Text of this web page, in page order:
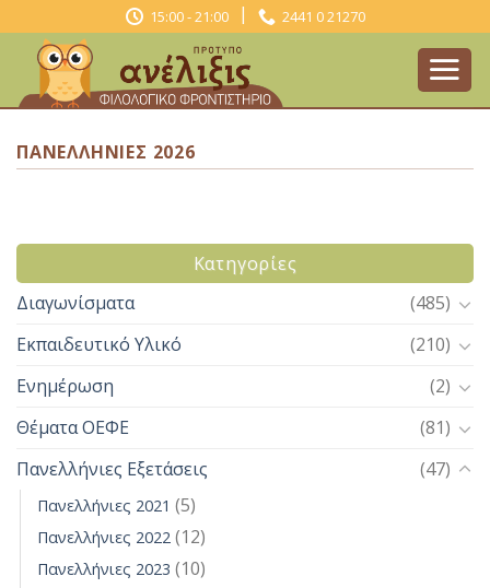
to
content
15:00 - 21:00 | 2441 0 21270
ΠΑΝΕΛΛΉΝΙΕΣ 2026
Kατηγορίες
Διαγωνίσματα
(485)
Εκπαιδευτικό Υλικό
(210)
Ενημέρωση
(2)
Θέματα ΟΕΦΕ
(81)
Πανελλήνιες Εξετάσεις
(47)
Πανελλήνιες 2021 (5)
Πανελλήνιες 2022 (12)
Πανελλήνιες 2023 (10)